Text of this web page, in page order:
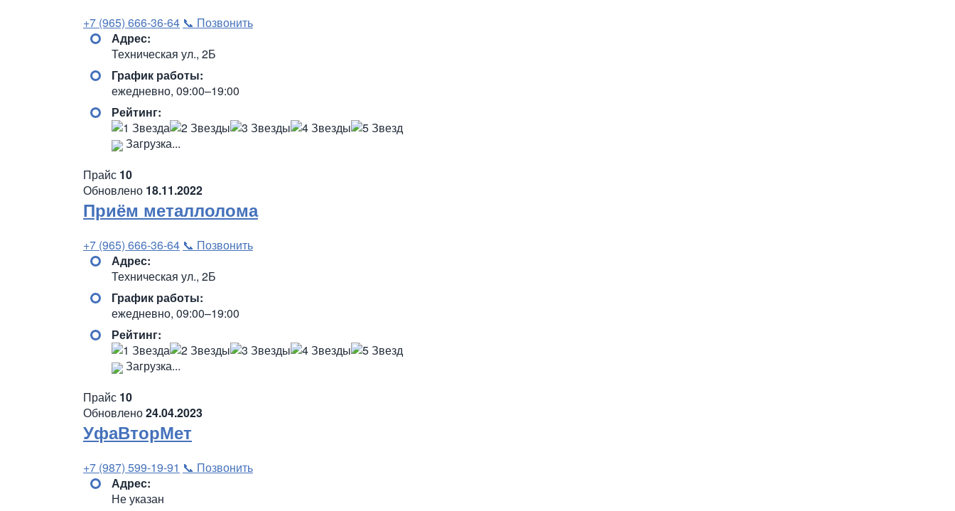
+7 (965) 666-36-64 📞 Позвонить
Адрес:
Техническая ул., 2Б
График работы:
ежедневно, 09:00–19:00
Рейтинг:
Загрузка...
Прайс 10
Обновлено 18.11.2022
Приём металлолома
+7 (965) 666-36-64 📞 Позвонить
Адрес:
Техническая ул., 2Б
График работы:
ежедневно, 09:00–19:00
Рейтинг:
Загрузка...
Прайс 10
Обновлено24.04.2023
УфаВторМет
+7 (987) 599-19-91 📞 Позвонить
Адрес:
Не указан